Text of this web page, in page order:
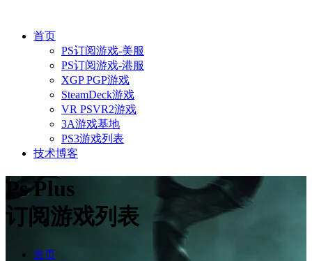
首页
PS订阅游戏-美服
PS订阅游戏-港服
XGP PGP游戏
SteamDeck游戏
VR PSVR2游戏
3A游戏基地
PS3游戏列表
技术博客
Ps Plus
订阅游戏列表
首页